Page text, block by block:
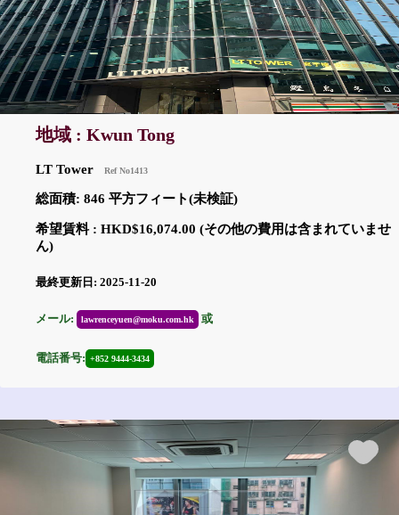
地域 : Kwun Tong
LT Tower Ref No1413
総面積: 846 平方フィート(未検証)
希望賃料 : HKD$16,074.00 (その他の費用は含まれていませ
ん)
最終更新日: 2025-11-20
メール: lawrenceyuen@moku.com.hk 或
電話番号: +852 9444-3434